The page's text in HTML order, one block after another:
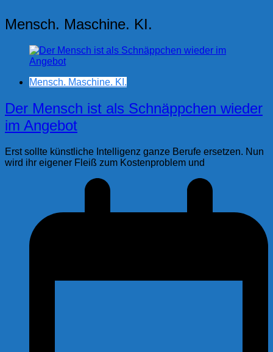
Mensch. Maschine. KI.
Mensch. Maschine. KI.
Der Mensch ist als Schnäppchen wieder
im Angebot
Erst sollte künstliche Intelligenz ganze Berufe ersetzen. Nun
wird ihr eigener Fleiß zum Kostenproblem und